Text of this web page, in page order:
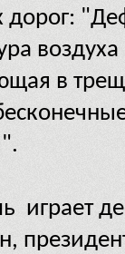
в
играет